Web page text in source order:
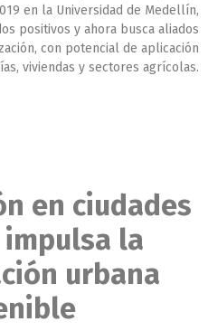
en la Universidad de Medellín,
positivos y ahora busca aliados
con potencial de aplicación
viviendas y sectores agrícolas.
en ciudades
la
urbana